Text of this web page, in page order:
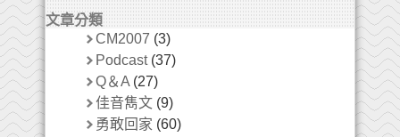
文章分類
CM2007 (3)
Podcast(37)
Q＆A (27)
佳音雋文 (9)
勇敢回家 (60)